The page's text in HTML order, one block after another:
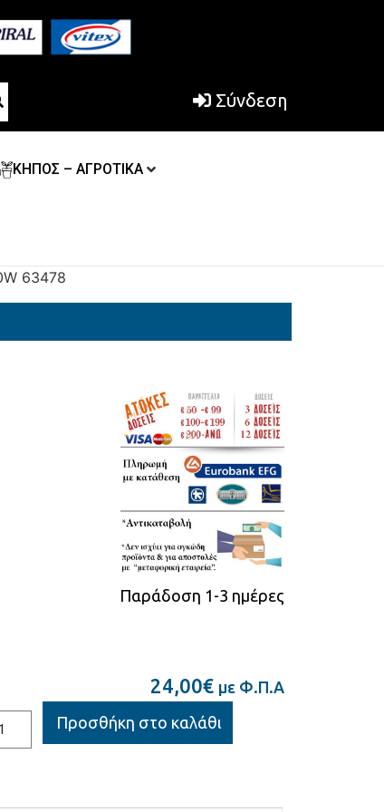
Σύνδεση
ΚΗΠΟΣ – ΑΓΡΟΤΙΚΑ
63478
Παράδοση 1-3 ημέρες
24,00€ με Φ.Π.Α
Προσθήκη στο καλάθι